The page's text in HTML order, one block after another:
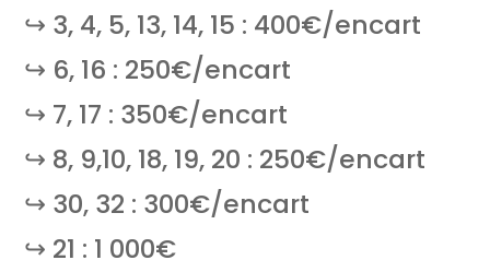
↪ 3, 4, 5, 13, 14, 15 : 400€/encart
↪ 6, 16 : 250€/encart
↪ 7, 17 : 350€/encart
↪ 8, 9,10, 18, 19, 20 : 250€/encart
↪ 30, 32 : 300€/encart
↪ 21 : 1 000€